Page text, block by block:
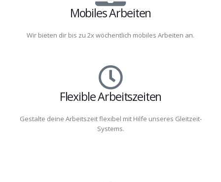
Mobiles Arbeiten
Wir bieten dir bis zu 2x wöchentlich mobiles Arbeiten an.
Flexible Arbeitszeiten
Gestalte deine Arbeitszeit flexibel mit Hilfe unseres Gleitzeit-
Systems.